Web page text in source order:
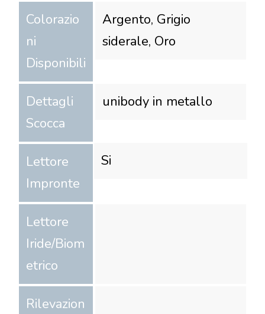
Colorazio
ni
Disponibili
Argento, Grigio
siderale, Oro
Dettagli
Scocca
unibody in metallo
Lettore
Impronte
Si
Lettore
Iride/Biom
etrico
Rilevazion